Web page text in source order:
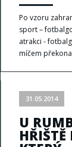
Po vzoru
sport –
atrakci -
míčem
31.05.2014
U
HŘIŠTĚ